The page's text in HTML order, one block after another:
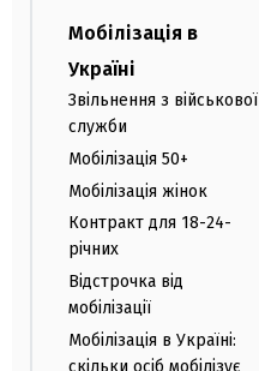
Мобілізація в
Україні
Звільнення з військової
служби
Мобілізація 50+
Мобілізація жінок
Контракт для 18-24-
річних
Відстрочка від
мобілізації
Мобілізація в Україні:
скільки осіб мобілізує